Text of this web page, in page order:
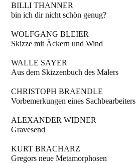
BILLI THANNER
bin ich dir nicht schön genug?
WOLFGANG BLEIER
Skizze mit Äckern und Wind
WALLE SAYER
Aus dem Skizzenbuch des Malers
CHRISTOPH BRAENDLE
Vorbemerkungen eines Sachbearbeiters
ALEXANDER WIDNER
Gravesend
KURT BRACHARZ
Gregors neue Metamorphosen